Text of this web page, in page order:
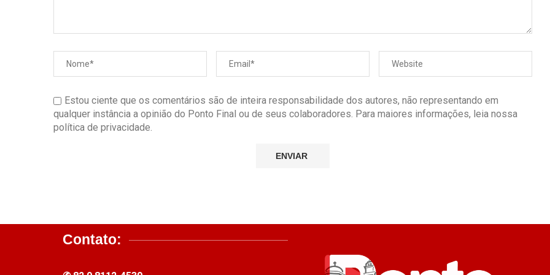
Estou ciente que os comentários são de inteira responsabilidade dos autores, não representando em
qualquer instância a opinião do Ponto Final ou de seus colaboradores. Para maiores informações, leia nossa
política de privacidade.
Contato: